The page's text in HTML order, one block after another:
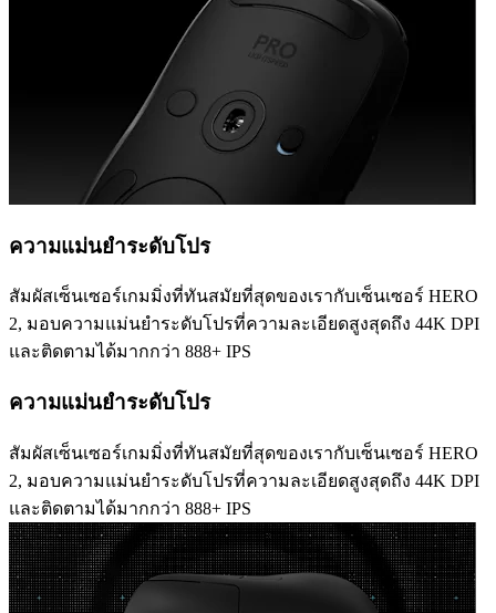
ความแม่นยำระดับโปร
สัมผัสเซ็นเซอร์เกมมิ่งที่ทันสมัยที่สุดของเรากับเซ็นเซอร์ HERO
2, มอบความแม่นยำระดับโปรที่ความละเอียดสูงสุดถึง 44K DPI
และติดตามได้มากกว่า 888+ IPS
ความแม่นยำระดับโปร
สัมผัสเซ็นเซอร์เกมมิ่งที่ทันสมัยที่สุดของเรากับเซ็นเซอร์ HERO
2, มอบความแม่นยำระดับโปรที่ความละเอียดสูงสุดถึง 44K DPI
และติดตามได้มากกว่า 888+ IPS